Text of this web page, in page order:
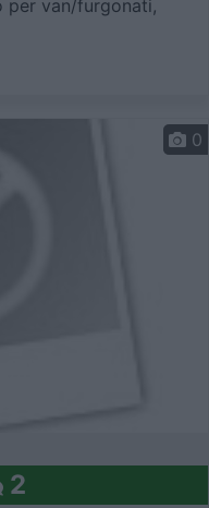
per van/furgonati,
0
2